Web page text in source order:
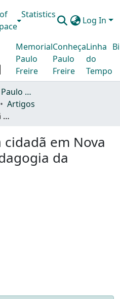
Statistics
Log In
Memorial
Paulo
Freire
Conheça
Paulo
Freire
Linha
do
Tempo
Acervo Educador Paulo Freire
Artigos
O projeto escola cidadã em Nova Iguaçu: Uma pedagogia da esperança?
em Nova
da